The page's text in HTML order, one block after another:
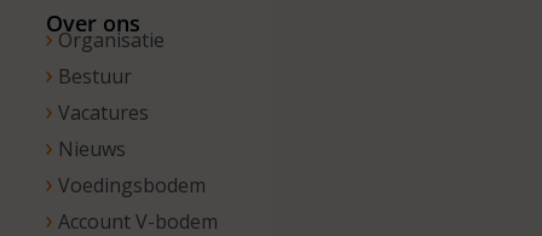
Over ons
Organisatie
Bestuur
Vacatures
Nieuws
Voedingsbodem
Account V-bodem